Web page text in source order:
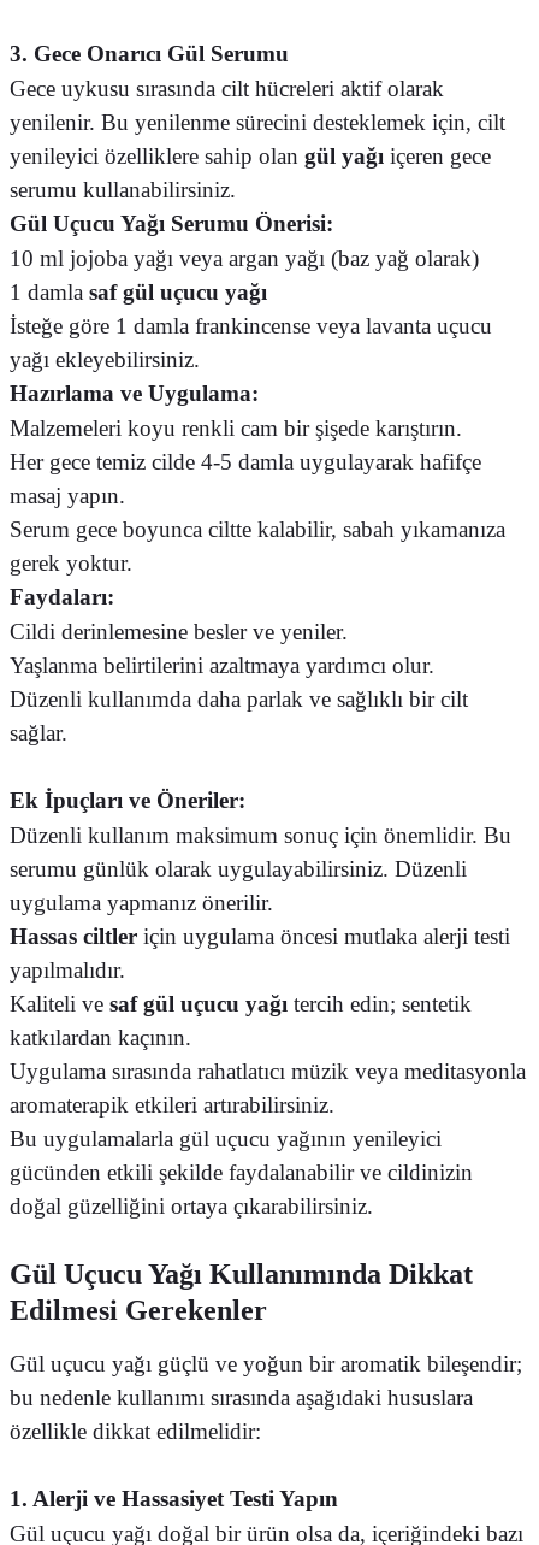
3. Gece Onarıcı Gül Serumu
Gece uykusu sırasında cilt hücreleri aktif olarak
yenilenir. Bu yenilenme sürecini desteklemek için, cilt
yenileyici özelliklere sahip olan gül yağı içeren gece
serumu kullanabilirsiniz.
Gül Uçucu Yağı Serumu Önerisi:
10 ml jojoba yağı veya argan yağı (baz yağ olarak)
1 damla saf gül uçucu yağı
İsteğe göre 1 damla frankincense veya lavanta uçucu
yağı ekleyebilirsiniz.
Hazırlama ve Uygulama:
Malzemeleri koyu renkli cam bir şişede karıştırın.
Her gece temiz cilde 4-5 damla uygulayarak hafifçe
masaj yapın.
Serum gece boyunca ciltte kalabilir, sabah yıkamanıza
gerek yoktur.
Faydaları:
Cildi derinlemesine besler ve yeniler.
Yaşlanma belirtilerini azaltmaya yardımcı olur.
Düzenli kullanımda daha parlak ve sağlıklı bir cilt
sağlar.
Ek İpuçları ve Öneriler:
Düzenli kullanım maksimum sonuç için önemlidir. Bu
serumu günlük olarak uygulayabilirsiniz. Düzenli
uygulama yapmanız önerilir.
Hassas ciltler için uygulama öncesi mutlaka alerji testi
yapılmalıdır.
Kaliteli ve saf gül uçucu yağı tercih edin; sentetik
katkılardan kaçının.
Uygulama sırasında rahatlatıcı müzik veya meditasyonla
aromaterapik etkileri artırabilirsiniz.
Bu uygulamalarla gül uçucu yağının yenileyici
gücünden etkili şekilde faydalanabilir ve cildinizin
doğal güzelliğini ortaya çıkarabilirsiniz.
Gül Uçucu Yağı Kullanımında Dikkat
Edilmesi Gerekenler
Gül uçucu yağı güçlü ve yoğun bir aromatik bileşendir;
bu nedenle kullanımı sırasında aşağıdaki hususlara
özellikle dikkat edilmelidir:
1. Alerji ve Hassasiyet Testi Yapın
Gül uçucu yağı doğal bir ürün olsa da, içeriğindeki bazı